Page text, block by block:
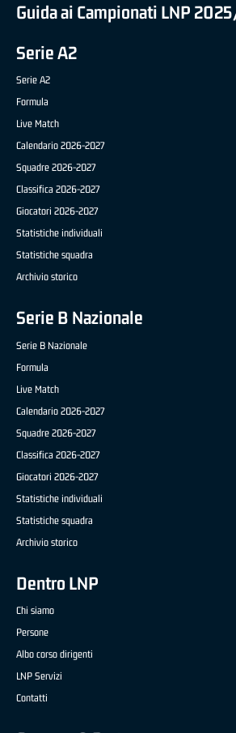
Guida ai Campionati LNP
Serie A2
Serie A2
Formula
Live Match
Calendario 2026-2027
Squadre 2026-2027
Classifica 2026-2027
Giocatori 2026-2027
Statistiche individuali
Statistiche squadra
Archivio storico
Serie B Nazionale
Serie B Nazionale
Formula
Live Match
Calendario 2026-2027
Squadre 2026-2027
Classifica 2026-2027
Giocatori 2026-2027
Statistiche individuali
Statistiche squadra
Archivio storico
Dentro LNP
Chi siamo
Persone
Albo corso dirigenti
LNP Servizi
Contatti